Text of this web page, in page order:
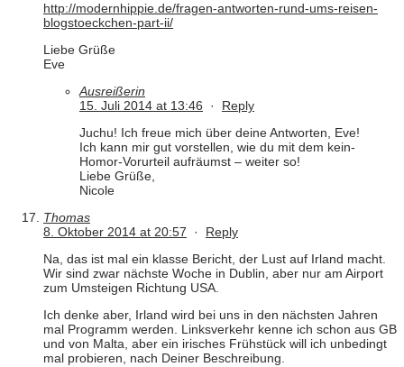
http://modernhippie.de/fragen-antworten-rund-ums-reisen-
blogstoeckchen-part-ii/
Liebe Grüße
Eve
Ausreißerin
15. Juli 2014 at 13:46 · Reply
Juchu! Ich freue mich über deine Antworten, Eve!
Ich kann mir gut vorstellen, wie du mit dem kein-
Homor-Vorurteil aufräumst – weiter so!
Liebe Grüße,
Nicole
Thomas
8. Oktober 2014 at 20:57 · Reply
Na, das ist mal ein klasse Bericht, der Lust auf Irland macht.
Wir sind zwar nächste Woche in Dublin, aber nur am Airport
zum Umsteigen Richtung USA.
Ich denke aber, Irland wird bei uns in den nächsten Jahren
mal Programm werden. Linksverkehr kenne ich schon aus GB
und von Malta, aber ein irisches Frühstück will ich unbedingt
mal probieren, nach Deiner Beschreibung.